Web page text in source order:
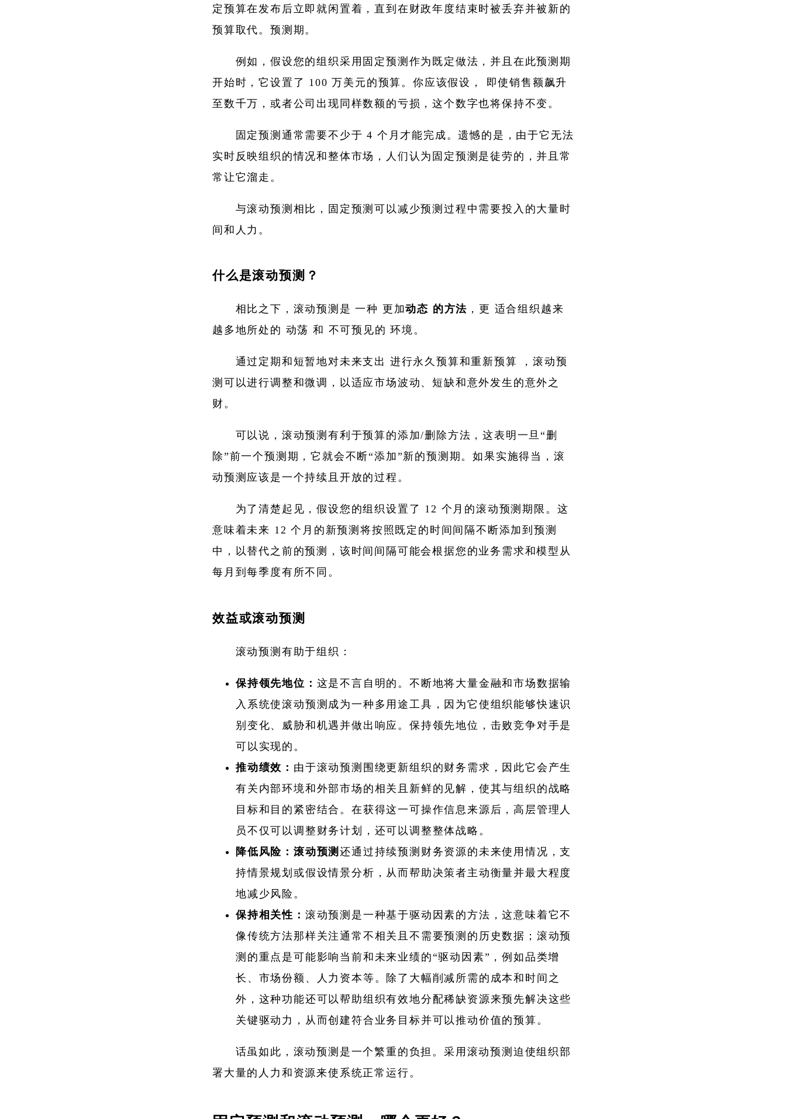
定预算在发布后立即就闲置着，直到在财政年度结束时被丢弃并被新的
预算取代。预测期。
例如，假设您的组织采用固定预测作为既定做法，并且在此预测期
开始时，它设置了 100 万美元的预算。你应该假设， 即使销售额飙升
至数千万，或者公司出现同样数额的亏损，这个数字也将保持不变。
固定预测通常需要不少于 4 个月才能完成。遗憾的是，由于它无法
实时反映组织的情况和整体市场，人们认为固定预测是徒劳的，并且常
常让它溜走。
与滚动预测相比，固定预测可以减少预测过程中需要投入的大量时
间和人力。
什么是滚动预测？
相比之下，滚动预测是 一种 更加动态 的方法 ，更 适合组织越来
越多地所处的 动荡 和 不可预见的 环境。
通过定期和短暂地对未来支出 进行永久预算和重新预算 ，滚动预
测可以进行调整和微调，以适应市场波动、短缺和意外发生的意外之
财。
可以说，滚动预测有利于预算的添加/删除方法，这表明一旦“删
除”前一个预测期，它就会不断“添加”新的预测期。如果实施得当，滚
动预测应该是一个持续且开放的过程。
为了清楚起见，假设您的组织设置了 12 个月的滚动预测期限。这
意味着未来 12 个月的新预测将按照既定的时间间隔不断添加到预测
中，以替代之前的预测，该时间间隔可能会根据您的业务需求和模型从
每月到每季度有所不同。
效益或滚动预测
滚动预测有助于组织：
保持领先地位： 这是不言自明的。不断地将大量金融和市场数据输
入系统使滚动预测成为一种多用途工具，因为它使组织能够快速识
别变化、威胁和机遇并做出响应。保持领先地位，击败竞争对手是
可以实现的。
推动绩效： 由于滚动预测围绕更新组织的财务需求，因此它会产生
有关内部环境和外部市场的相关且新鲜的见解，使其与组织的战略
目标和目的紧密结合。在获得这一可操作信息来源后，高层管理人
员不仅可以调整财务计划，还可以调整整体战略。
降低风险：滚动预测还通过持续预测财务资源的未来使用情况，支
持情景规划或假设情景分析，从而帮助决策者主动衡量并最大程度
地减少风险。
保持相关性： 滚动预测是一种基于驱动因素的方法，这意味着它不
像传统方法那样关注通常不相关且不需要预测的历史数据；滚动预
测的重点是可能影响当前和未来业绩的“驱动因素”，例如品类增
长、市场份额、人力资本等。除了大幅削减所需的成本和时间之
外，这种功能还可以帮助组织有效地分配稀缺资源来预先解决这些
关键驱动力，从而创建符合业务目标并可以推动价值的预算。
话虽如此，滚动预测是一个繁重的负担。采用滚动预测迫使组织部
署大量的人力和资源来使系统正常运行。